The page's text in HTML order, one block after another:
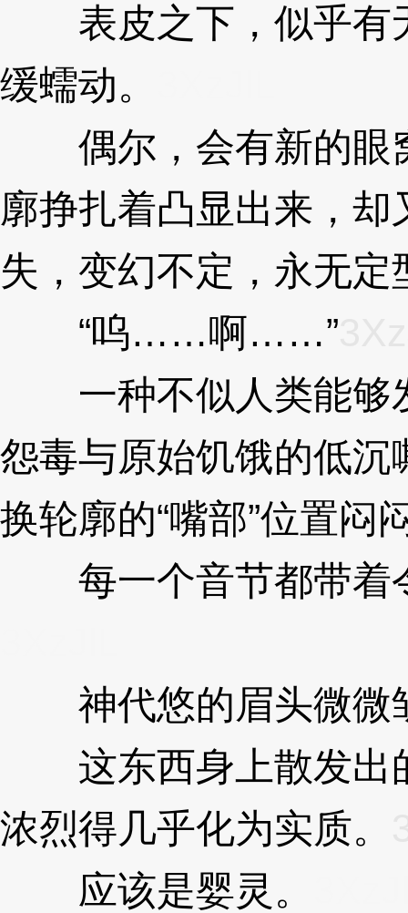
表皮之下，似乎有
缓蠕动。
偶尔，会有新的眼
廓挣扎着凸显出来，
失，变幻不定，永无定
“呜……啊……”
一种不似人类能够
怨毒与原始饥饿的低
换轮廓的“嘴部”位置闷
每一个音节都带着
神代悠的眉头微微
这东西身上散发出
浓烈得几乎化为实质。
应该是婴灵。